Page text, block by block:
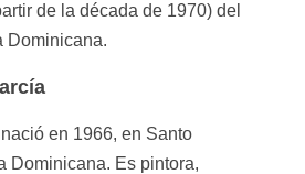
de la década de 1970) del
Dominicana.
en 1966, en Santo
Dominicana. Es pintora,